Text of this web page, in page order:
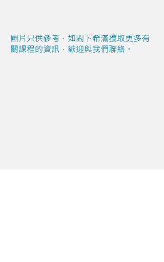
圖片只供參考，如閣下希滿獲取更多有
關課程的資訊，歡迎與我們聯絡。